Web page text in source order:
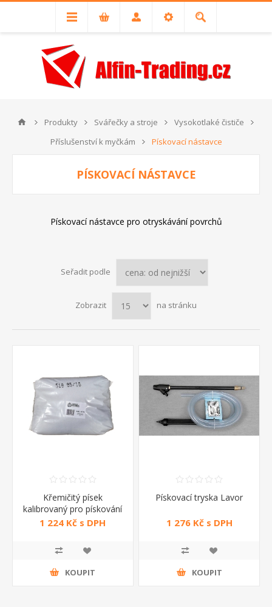
Produkty Svářečky a stroje
Vysokotlaké čističe
Příslušenství k myčkám
Pískovací nástavce
PÍSKOVACÍ NÁSTAVCE
Pískovací nástavce pro otryskávání povrchů
Seřadit podle
Zobrazit na stránku
Křemičitý písek
kalibrovaný pro pískování
Annovi Reverberi
1 224 Kč s DPH
KOUPIT
Pískovací tryska Lavor
1 276 Kč s DPH
KOUPIT